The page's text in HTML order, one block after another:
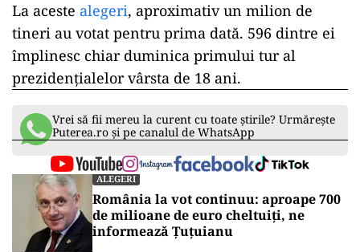
La aceste alegeri, aproximativ un milion de
tineri au votat pentru prima dată. 596 dintre ei
împlinesc chiar duminica primului tur al
prezidențialelor vârsta de 18 ani.
Vrei să fii mereu la curent cu toate știrile? Urmărește
Puterea.ro și pe canalul de WhatsApp
ALEGERI
România la vot continuu: aproape 700
de milioane de euro cheltuiți, ne
informează Țuțuianu